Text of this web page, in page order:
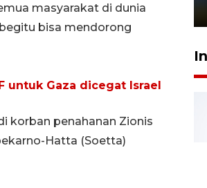
masyarakat di dunia
bisa mendorong
untuk Gaza dicegat Israel
korban penahanan Zionis
Hatta (Soetta)
05:47